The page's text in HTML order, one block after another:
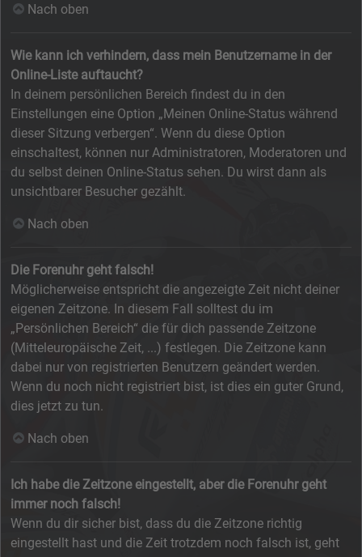
Nach oben
Wie kann ich verhindern, dass mein Benutzername in der
Online-Liste auftaucht?
In deinem persönlichen Bereich findest du in den
Einstellungen eine Option „Meinen Online-Status während
dieser Sitzung verbergen“. Wenn du diese Option
einschaltest, können nur Administratoren, Moderatoren und
du selbst deinen Online-Status sehen. Du wirst dann als
unsichtbarer Besucher gezählt.
Nach oben
Die Forenuhr geht falsch!
Möglicherweise entspricht die angezeigte Zeit nicht deiner
eigenen Zeitzone. In diesem Fall solltest du im
„Persönlichen Bereich“ die für dich passende Zeitzone
(Mitteleuropäische Zeit, ...) festlegen. Die Zeitzone kann
dabei nur von registrierten Benutzern geändert werden.
Wenn du noch nicht registriert bist, ist dies ein guter Grund,
dies jetzt zu tun.
Nach oben
Ich habe die Zeitzone eingestellt, aber die Forenuhr geht
immer noch falsch!
Wenn du dir sicher bist, dass du die Zeitzone richtig
eingestellt hast und die Zeit trotzdem noch falsch ist, geht